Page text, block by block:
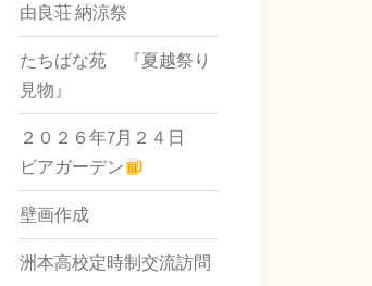
由良荘 納涼祭
たちばな苑 『夏越祭り
見物』
２０２６年7月２４日
ビアガーデン
壁画作成
洲本高校定時制交流訪問